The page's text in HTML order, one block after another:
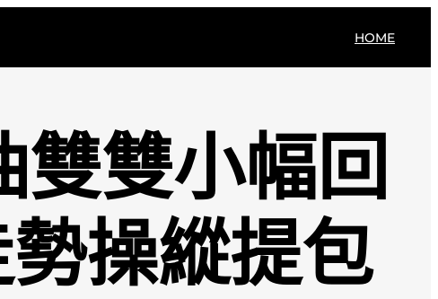
HOME
雙雙小幅回
操縱提包